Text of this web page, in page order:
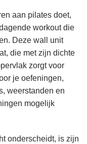
aan pilates doet,
workout die
Deze wall unit
die met zijn dichte
zorgt voor
je oefeningen,
weerstanden en
mogelijk
onderscheidt, is zijn